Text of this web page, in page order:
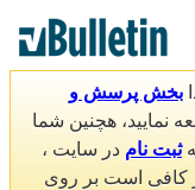
بخش پرسش و
نمایید، هچنین شما
ثبت نام در سایت ،
کافی است بر روی